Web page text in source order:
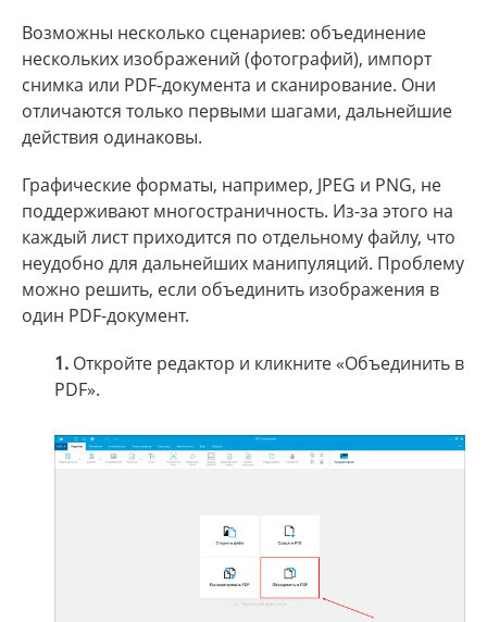
Возможны несколько сценариев: объединение
нескольких изображений (фотографий), импорт
снимка или PDF-документа и сканирование. Они
отличаются только первыми шагами, дальнейшие
действия одинаковы.
Графические форматы, например, JPEG и PNG, не
поддерживают многостраничность. Из-за этого на
каждый лист приходится по отдельному файлу, что
неудобно для дальнейших манипуляций. Проблему
можно решить, если объединить изображения в
один PDF-документ.
1. Откройте редактор и кликните «Объединить в
PDF».